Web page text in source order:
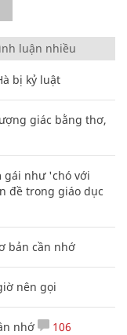
luận nhiều
bị kỷ luật
giác bằng thơ,
gái như 'chó với
đề trong giáo dục
bản cần nhớ
nên gọi
nhớ 106